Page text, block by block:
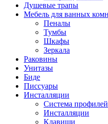
Душевые трапы
Мебель для ванных
Пеналы
Тумбы
Шкафы
Зеркала
Раковины
Унитазы
Биде
Писсуары
Инсталляции
Система профилей
Инсталляции
Клавиши